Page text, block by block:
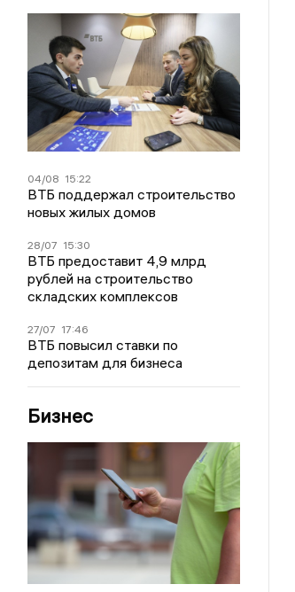
04/08 15:22
ВТБ поддержал строительство
новых жилых домов
28/07 15:30
ВТБ предоставит 4,9 млрд
рублей на строительство
складских комплексов
27/07 17:46
ВТБ повысил ставки по
депозитам для бизнеса
Бизнес